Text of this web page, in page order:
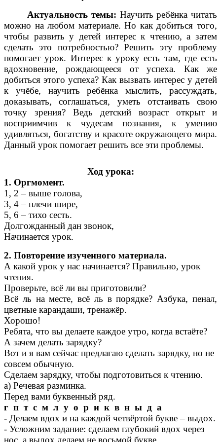
Актуальность темы: Научить ребёнка читать
можно на любом материале. Но как добиться того,
чтобы развить у детей интерес к чтению, а затем
сделать это потребностью? Решить эту проблему
помогает урок. Интерес к уроку есть там, где есть
вдохновение, рождающееся от успеха. Как же
добиться этого успеха? Как вызвать интерес у детей
к учёбе, научить ребёнка мыслить, рассуждать,
доказывать, соглашаться, уметь отстаивать свою
точку зрения? Ведь детский возраст открыт и
восприимчив к чудесам познания, к умению
удивляться, богатству и красоте окружающего мира.
Данный урок помогает решить все эти проблемы.
Ход урока:
1. Оргмомент.
1, 2 – выше голова,
3, 4 – плечи шире,
5, 6 – тихо сесть.
Долгожданный дан звонок,
Начинается урок.
2. Повторение изученного материала.
А какой урок у нас начинается? Правильно, урок
чтения.
Проверьте, всё ли вы приготовили?
Всё ль на месте, всё ль в порядке? Азбука, пенал,
цветные карандаши, тренажёр.
Хорошо!
Ребята, что вы делаете каждое утро, когда встаёте?
А зачем делать зарядку?
Вот и я вам сейчас предлагаю сделать зарядку, но не
совсем обычную.
Сделаем зарядку, чтобы подготовиться к чтению.
а) Речевая разминка.
Перед вами буквенный ряд.
г п т с м л у о р и к в н ы д а
- Делаем вдох и на каждой четвёртой букве – выдох.
- Усложним задание: сделаем глубокий вдох через
нос, а выдох делаем не восьмой букве.